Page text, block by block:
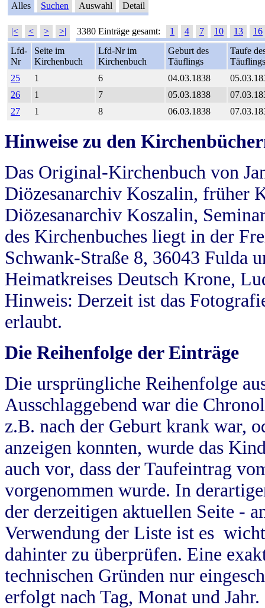
Alles Suchen Auswahl Detail
|< < > >| 3380 Einträge gesamt: 1 4 7 10 13
16
Lfd-
Nr
Seite im
Kirchenbuch
Lfd-Nr im
Kirchenbuch
Geburt des
Täuflings
Taufe
Täuflings
25
1 6 04.03.1838
26
1 7 05.03.1838
27
1 8 06.03.1838
Hinweise zu den
Das Original-Kirchenbuch von
Diözesanarchiv Koszalin, früher
Diözesanarchiv Koszalin,
des Kirchenbuches liegt in der
Schwank-Straße 8, 36043 Fulda
Heimatkreises Deutsch Krone,
Hinweis: Derzeit ist das
erlaubt.
Die Reihenfolge der Einträge
Die ursprüngliche Reihenfolge
Ausschlaggebend war die
z.B. nach der Geburt krank war,
anzeigen konnten, wurde das
auch vor, dass der Taufeintrag
vorgenommen wurde. In
der derzeitigen aktuellen Seite -
Verwendung der Liste ist es
dahinter zu überprüfen. Eine
technischen Gründen nur
erfolgt nach Tag, Monat und Jahr.